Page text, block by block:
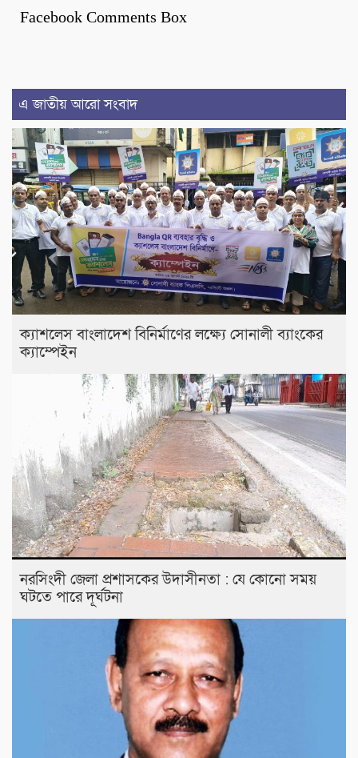
Facebook Comments Box
এ জাতীয় আরো সংবাদ
ক্যাশলেস বাংলাদেশ বিনির্মাণের লক্ষ্যে সোনালী ব্যাংকের
ক্যাম্পেইন
নরসিংদী জেলা প্রশাসকের উদাসীনতা : যে কোনো সময়
ঘটতে পারে দূর্ঘটনা